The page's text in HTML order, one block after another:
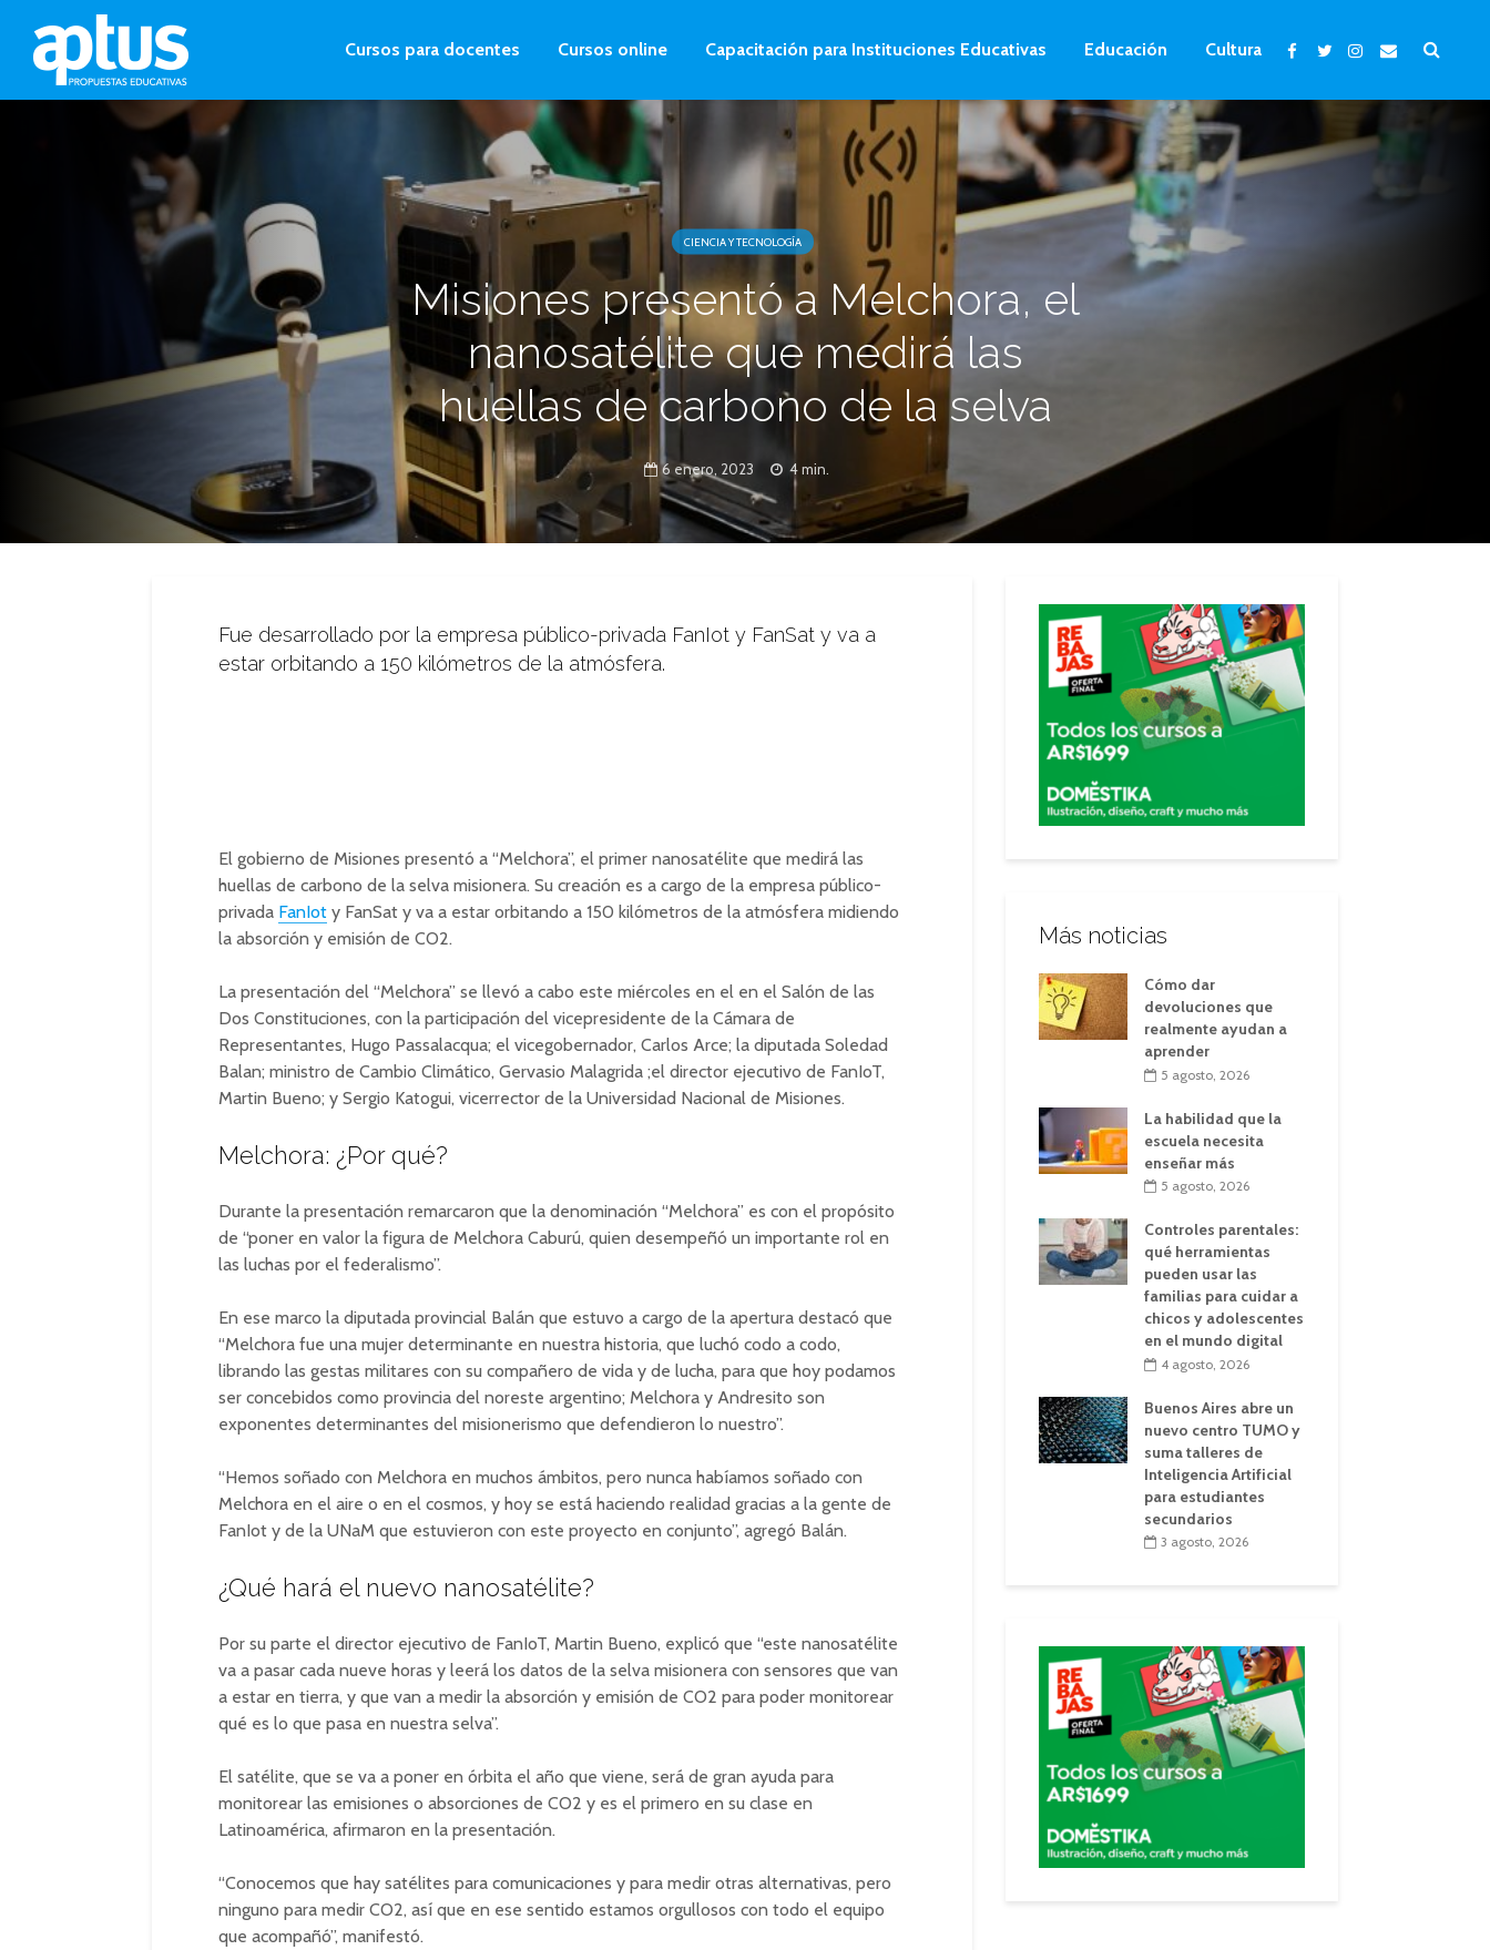
Cursos para docentes Cursos online Capacitación para Instituciones Educativas Educación Cultura
CIENCIA Y TECNOLOGÍA
Misiones presentó a Melchora, el
nanosatélite que medirá las
huellas de carbono de la selva
6 enero, 2023 4 min.
Fue desarrollado por la empresa público-privada FanIot y FanSat y va a
estar orbitando a 150 kilómetros de la atmósfera.
El gobierno de Misiones presentó a “Melchora”, el primer nanosatélite que medirá las
huellas de carbono de la selva misionera. Su creación es a cargo de la empresa público-
privada FanIot y FanSat y va a estar orbitando a 150 kilómetros de la atmósfera midiendo
la absorción y emisión de CO2.
La presentación del “Melchora” se llevó a cabo este miércoles en el en el Salón de las
Dos Constituciones, con la participación del vicepresidente de la Cámara de
Representantes, Hugo Passalacqua; el vicegobernador, Carlos Arce; la diputada Soledad
Balan; ministro de Cambio Climático, Gervasio Malagrida ;el director ejecutivo de FanIoT,
Martin Bueno; y Sergio Katogui, vicerrector de la Universidad Nacional de Misiones.
Melchora: ¿Por qué?
Durante la presentación remarcaron que la denominación “Melchora” es con el propósito
de “poner en valor la figura de Melchora Caburú, quien desempeñó un importante rol en
las luchas por el federalismo”.
En ese marco la diputada provincial Balán que estuvo a cargo de la apertura destacó que
“Melchora fue una mujer determinante en nuestra historia, que luchó codo a codo,
librando las gestas militares con su compañero de vida y de lucha, para que hoy podamos
ser concebidos como provincia del noreste argentino; Melchora y Andresito son
exponentes determinantes del misionerismo que defendieron lo nuestro”.
“Hemos soñado con Melchora en muchos ámbitos, pero nunca habíamos soñado con
Melchora en el aire o en el cosmos, y hoy se está haciendo realidad gracias a la gente de
FanIot y de la UNaM que estuvieron con este proyecto en conjunto”, agregó Balán.
¿Qué hará el nuevo nanosatélite?
Por su parte el director ejecutivo de FanIoT, Martin Bueno, explicó que “este nanosatélite
va a pasar cada nueve horas y leerá los datos de la selva misionera con sensores que van
a estar en tierra, y que van a medir la absorción y emisión de CO2 para poder monitorear
qué es lo que pasa en nuestra selva”.
El satélite, que se va a poner en órbita el año que viene, será de gran ayuda para
monitorear las emisiones o absorciones de CO2 y es el primero en su clase en
Latinoamérica, afirmaron en la presentación.
“Conocemos que hay satélites para comunicaciones y para medir otras alternativas, pero
ninguno para medir CO2, así que en ese sentido estamos orgullosos con todo el equipo
que acompañó”, manifestó.
Más noticias
Cómo dar
devoluciones que
realmente ayudan a
aprender
5 agosto, 2026
La habilidad que la
escuela necesita
enseñar más
5 agosto, 2026
Controles parentales:
qué herramientas
pueden usar las
familias para cuidar a
chicos y adolescentes
en el mundo digital
4 agosto, 2026
Buenos Aires abre un
nuevo centro TUMO y
suma talleres de
Inteligencia Artificial
para estudiantes
secundarios
3 agosto, 2026